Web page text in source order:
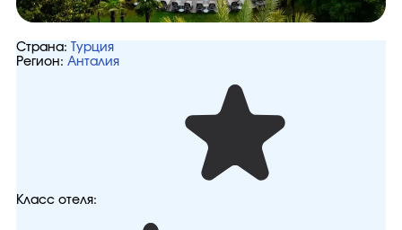
Страна:
Турция
Регион: Анталия
Класс отеля: